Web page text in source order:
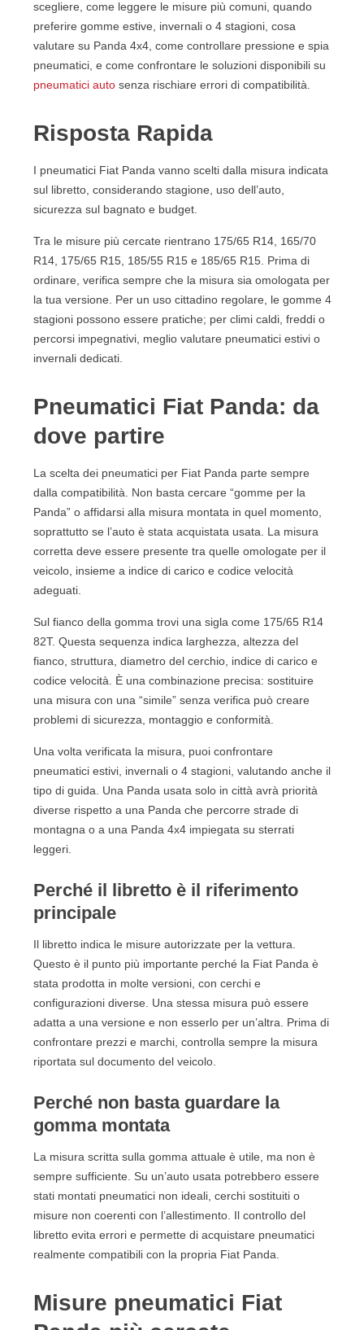
8.2. Gomme tacchettate per Panda 4x4
8.3. Panda 4x4 vecchio modello
9. Etichetta europea: come usarla per scegliere
meglio
9.1. Aderenza sul bagnato
9.3. Rumorosità esterna
10. Rapporto qualità/prezzo dei pneumatici Fiat Panda
10.1. Quando conviene una gomma economica
10.2. Quando conviene salire di fascia
11. Confronto con le alternative del mercato
11.2. Come scegliere in modo più sicuro
12. Pressione pneumatici Fiat Panda e spia pressione
12.1. Quando controllare la pressione
12.2. Come resettare la spia pneumatici Fiat
Panda
12.3. Perché la pressione incide sulla durata
13. Errori da evitare prima di acquistare pneumatici
13.1. Scegliere una misura non omologata
13.3. Ignorare la stagione
14. Quale pneumatico Fiat Panda scegliere?
14.1. Scelta consigliata per uso città
14.2. Scelta consigliata per chi viaggia spesso
14.3. Scelta consigliata per zone fredde
14.4. Scelta consigliata per Panda 4x4
15. FAQ sui pneumatici Fiat Panda
15.1. Quali pneumatici monta la Fiat Panda?
15.2. Che gomme monta la Panda 1.2 benzina?
15.3. Meglio pneumatici estivi o 4 stagioni per Fiat
Panda?
15.4. Qual è la misura più cercata per pneumatici
Fiat Panda?
15.5. Posso montare gomme diverse da quelle sul
15.6. Le gomme 4 stagioni vanno bene sulla
Panda?
15.7. Quando scegliere pneumatici invernali per
Panda?
15.8. Come controllare la pressione pneumatici
Fiat Panda?
Panda?
15.10. Che pneumatici scegliere per Panda 4x4?
Panda?
15.12. Quali marchi scegliere per Fiat Panda?
16. Scelta finale
scegliere, come leggere le misure più comuni, quando
preferire gomme estive, invernali o 4 stagioni, cosa
valutare su Panda 4x4, come controllare pressione e spia
pneumatici, e come confrontare le soluzioni disponibili su
pneumatici autosenza rischiare errori di compatibilità.
Risposta Rapida
I pneumatici Fiat Panda vanno scelti dalla misura indicata
sul libretto, considerando stagione, uso dell’auto,
sicurezza sul bagnato e budget.
Tra le misure più cercate rientrano 175/65 R14, 165/70
R14, 175/65 R15, 185/55 R15 e 185/65 R15. Prima di
ordinare, verifica sempre che la misura sia omologata per
la tua versione. Per un uso cittadino regolare, le gomme 4
stagioni possono essere pratiche; per climi caldi, freddi o
percorsi impegnativi, meglio valutare pneumatici estivi o
invernali dedicati.
Pneumatici Fiat Panda: da
dove partire
La scelta dei pneumatici per Fiat Panda parte sempre
dalla compatibilità. Non basta cercare “gomme per la
Panda” o affidarsi alla misura montata in quel momento,
soprattutto se l’auto è stata acquistata usata. La misura
corretta deve essere presente tra quelle omologate per il
veicolo, insieme a indice di carico e codice velocità
adeguati.
Sul fianco della gomma trovi una sigla come 175/65 R14
82T. Questa sequenza indica larghezza, altezza del
fianco, struttura, diametro del cerchio, indice di carico e
codice velocità. È una combinazione precisa: sostituire
una misura con una “simile” senza verifica può creare
problemi di sicurezza, montaggio e conformità.
Una volta verificata la misura, puoi confrontare
pneumatici estivi, invernali o 4 stagioni, valutando anche il
tipo di guida. Una Panda usata solo in città avrà priorità
diverse rispetto a una Panda che percorre strade di
montagna o a una Panda 4x4 impiegata su sterrati
leggeri.
Perché il libretto è il riferimento
principale
Il libretto indica le misure autorizzate per la vettura.
Questo è il punto più importante perché la Fiat Panda è
stata prodotta in molte versioni, con cerchi e
configurazioni diverse. Una stessa misura può essere
adatta a una versione e non esserlo per un’altra. Prima di
confrontare prezzi e marchi, controlla sempre la misura
riportata sul documento del veicolo.
Perché non basta guardare la
gomma montata
La misura scritta sulla gomma attuale è utile, ma non è
sempre sufficiente. Su un’auto usata potrebbero essere
stati montati pneumatici non ideali, cerchi sostituiti o
misure non coerenti con l’allestimento. Il controllo del
libretto evita errori e permette di acquistare pneumatici
realmente compatibili con la propria Fiat Panda.
Misure pneumatici Fiat